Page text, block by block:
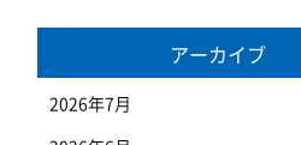
アーカイブ
2026年7月